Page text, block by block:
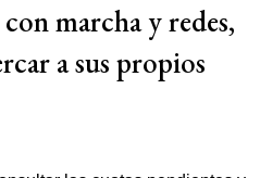
marcha y redes,
a sus propios